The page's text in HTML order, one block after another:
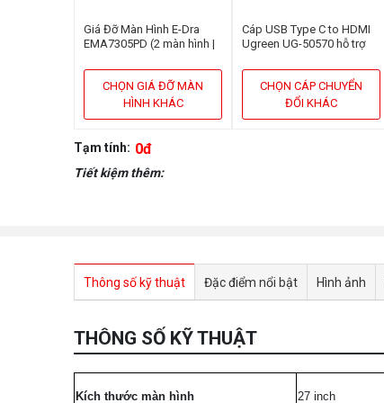
Giá Đỡ Màn Hình E-Dra
EMA7305PD (2 màn hình |
CHỌN GIÁ ĐỠ MÀN
HÌNH KHÁC
Cáp USB Type C to HDMI
Ugreen UG-50570 hỗ trợ
CHỌN CÁP CHUYỂN
ĐỔI KHÁC
Tạm tính: 0đ
Tiết kiệm thêm:
Thông số kỹ thuật Đặc điểm nổi bật Hình ảnh
THÔNG SỐ KỸ THUẬT
Kích thước màn hình 27 inch